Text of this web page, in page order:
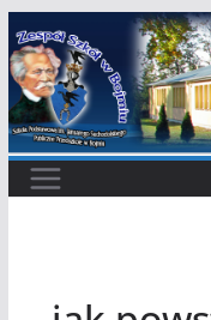
Przejdź
do
treści